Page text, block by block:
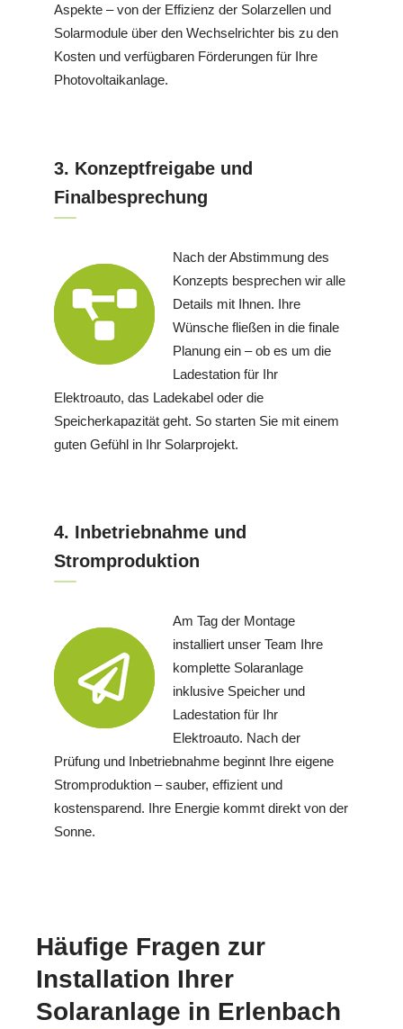
Aspekte – von der Effizienz der Solarzellen und
Solarmodule über den Wechselrichter bis zu den
Kosten und verfügbaren Förderungen für Ihre
Photovoltaikanlage.
3. Konzeptfreigabe und
Finalbesprechung
Nach der Abstimmung des
Konzepts besprechen wir alle
Details mit Ihnen. Ihre
Wünsche fließen in die finale
Planung ein – ob es um die
Ladestation für Ihr
Elektroauto, das Ladekabel oder die
Speicherkapazität geht. So starten Sie mit einem
guten Gefühl in Ihr Solarprojekt.
4. Inbetriebnahme und
Stromproduktion
Am Tag der Montage
installiert unser Team Ihre
komplette Solaranlage
inklusive Speicher und
Ladestation für Ihr
Elektroauto. Nach der
Prüfung und Inbetriebnahme beginnt Ihre eigene
Stromproduktion – sauber, effizient und
kostensparend. Ihre Energie kommt direkt von der
Sonne.
Häufige Fragen zur
Installation Ihrer
Solaranlage in Erlenbach